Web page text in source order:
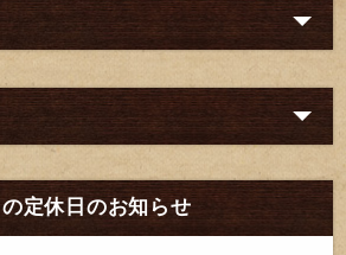
定休日のお知らせ